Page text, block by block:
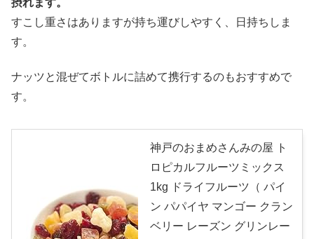
すこし重さはありますが持ち運びしやすく、日持ちしま
す。
ナッツと混ぜてボトルに詰めて携行するのもおすすめで
す。
神戸のおまめさんみの屋 ト
ロピカルフルーツミックス
1kg ドライフルーツ（ パイ
ン パパイヤ マンゴー クラン
ベリー レーズン グリンレー